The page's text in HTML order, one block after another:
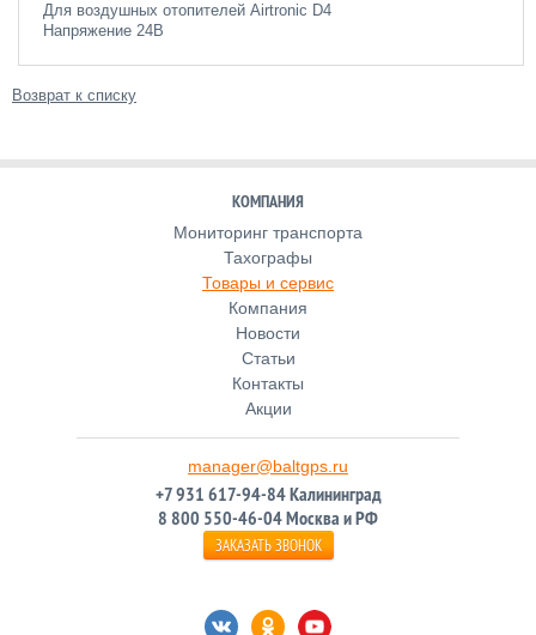
Для воздушных отопителей Airtronic D4
Напряжение 24В
Возврат к списку
КОМПАНИЯ
Мониторинг транспорта
Тахографы
Товары и сервис
Компания
Новости
Статьи
Контакты
Акции
manager@baltgps.ru
+7 931 617-94-84 Калининград
8 800 550-46-04 Москва и РФ
ЗАКАЗАТЬ ЗВОНОК